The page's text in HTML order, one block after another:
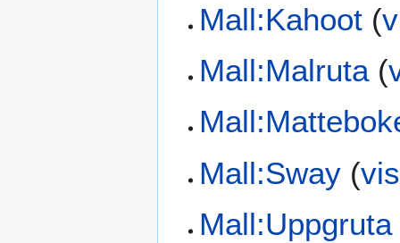
Mall:Kahoot (
Mall:Malruta(
Mall:Sway (
Mall:Uppgruta